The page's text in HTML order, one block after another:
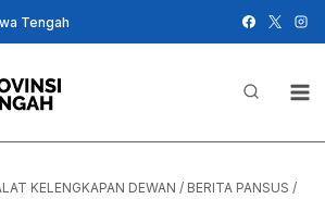
Tengah
KELENGKAPAN DEWAN / BERITA PANSUS /